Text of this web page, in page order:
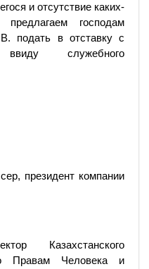
и отсутствие каких-
господам
подать в отставку с
служебного
президент компании
Казахстанского
Правам Человека и